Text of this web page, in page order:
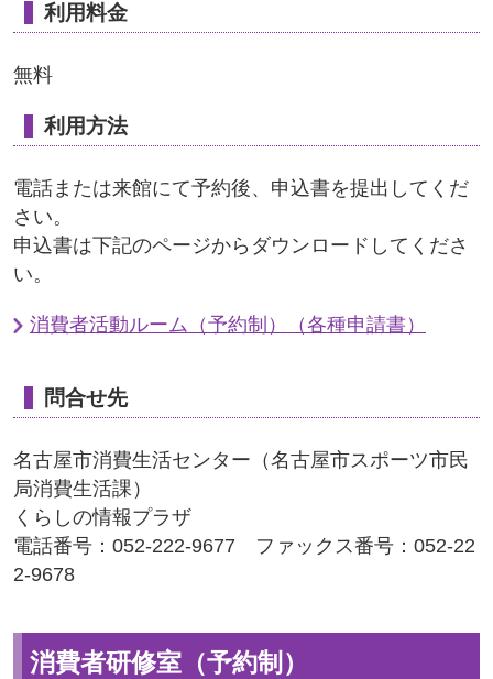
利用料金
無料
利用方法
電話または来館にて予約後、申込書を提出してくだ
さい。
申込書は下記のページからダウンロードしてくださ
い。
消費者活動ルーム（予約制）（各種申請書）
問合せ先
名古屋市消費生活センター（名古屋市スポーツ市民
局消費生活課）
くらしの情報プラザ
電話番号：052-222-9677 ファックス番号：052-22
2-9678
消費者研修室（予約制）